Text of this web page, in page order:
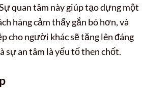
quan tâm này giúp tạo dựng một
hàng cảm thấy gắn bó hơn, và
cho người khác sẽ tăng lên đáng
sự an tâm là yếu tố then chốt.